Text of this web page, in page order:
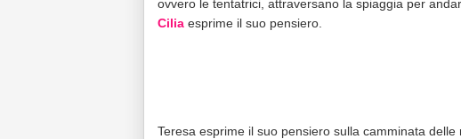
ovvero le tentatrici, attraversano la spiaggia per
Cilia esprime il suo pensiero.
Teresa esprime il suo pensiero sulla camminata delle